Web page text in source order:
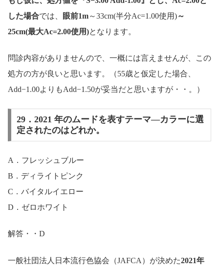
した場合では、 眼前1m～33cm(半分Ac=1.00使用)～
25cm(最大Ac=2.00使用)となります。
問診内容がありませんので、一概には言えませんが、この
処方の方が良いと思います。（55歳と仮定した場合、
Add−1.00よりもAdd−1.50が妥当だと思いますが・・。）
29．2021 年のムードを表すテーマ―カラーに選
定されたのはどれか。
A．フレッシュブルー
B．ディライトピンク
C．バイタルイエロー
D．ゼロホワイト
解答・・D
一般社団法人日本流行色協会（JAFCA）が決めた2021年